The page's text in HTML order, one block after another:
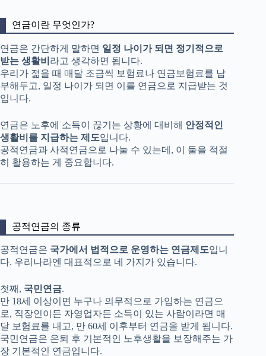
연금이란 무엇인가?
연금은 간단하게 말하면 일정 나이가 되면 정기적으로
받는 생활비 라고 생각하면 됩니다.
우리가 젊을 때 매달 조금씩 보험료나 연금보험료를 납
부해두고, 일정 나이가 되면 이를 연금으로 지급받는 것
입니다.
연금은 노후에 소득이 끊기는 상황에 대비해 안정적인
생활비를 지급하는 제도입니다.
공적연금과 사적연금으로 나눌 수 있는데, 이 둘을 적절
히 활용하는 게 중요합니다.
공적연금의 종류
공적연금은 국가에서 법적으로 운영하는 연금제도입니
다. 우리나라엔 대표적으로 네 가지가 있습니다.
첫째, 국민연금.
만 18세 이상이면 누구나 의무적으로 가입하는 연금으
로, 직장인이든 자영업자든 소득이 있는 사람이라면 매
달 보험료를 내고, 만 60세 이후부터 연금을 받게 됩니다.
국민연금은 은퇴 후 기본적인 노후생활을 보장해주는 가
장 기본적인 연금입니다.